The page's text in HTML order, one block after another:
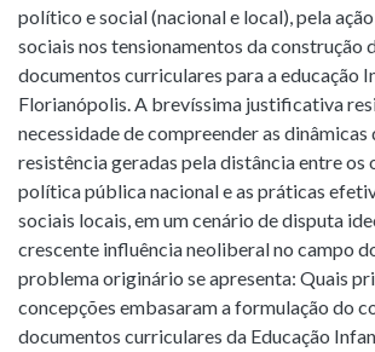
político e social (nacional e local), pela
sociais nos tensionamentos da construção
documentos curriculares para a educação
Florianópolis. A brevíssima justificativa
necessidade de compreender as dinâmicas
resistência geradas pela distância entre os
política pública nacional e as práticas
sociais locais, em um cenário de disputa
crescente influência neoliberal no campo
problema originário se apresenta: Quais
concepções embasaram a formulação do
documentos curriculares da Educação